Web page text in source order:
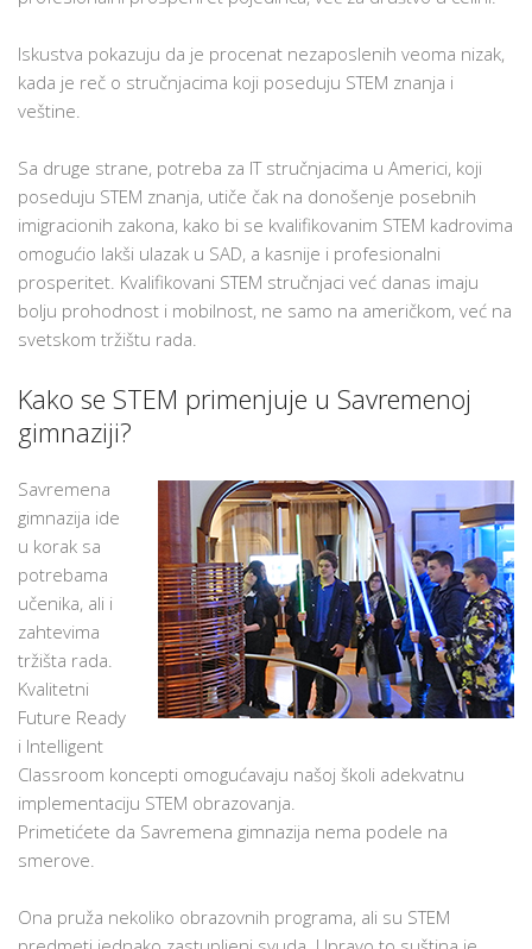
Iskustva pokazuju da je procenat nezaposlenih veoma nizak,
kada je reč o stručnjacima koji poseduju STEM znanja i
veštine.
Sa druge strane, potreba za IT stručnjacima u Americi, koji
poseduju STEM znanja, utiče čak na donošenje posebnih
imigracionih zakona, kako bi se kvalifikovanim STEM kadrovima
omogućio lakši ulazak u SAD, a kasnije i profesionalni
prosperitet. Kvalifikovani STEM stručnjaci već danas imaju
bolju prohodnost i mobilnost, ne samo na američkom, već na
svetskom tržištu rada.
Kako se STEM primenjuje u Savremenoj
gimnaziji?
Savremena
gimnazija ide
u korak sa
potrebama
učenika, ali i
zahtevima
tržišta rada.
Kvalitetni
Future Ready
i Intelligent
Classroom koncepti omogućavaju našoj školi adekvatnu
implementaciju STEM obrazovanja.
Primetićete da Savremena gimnazija nema podele na
smerove.
Ona pruža nekoliko obrazovnih programa, ali su STEM